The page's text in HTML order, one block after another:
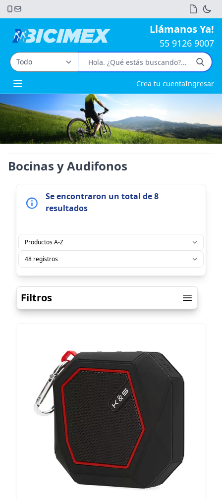
Llámanos Ya!
55 9126 9007
Open main menu Crea tu cuentaIngresar
Bocinas y Audifonos
Se encontraron un total de 8
resultados
Filtros